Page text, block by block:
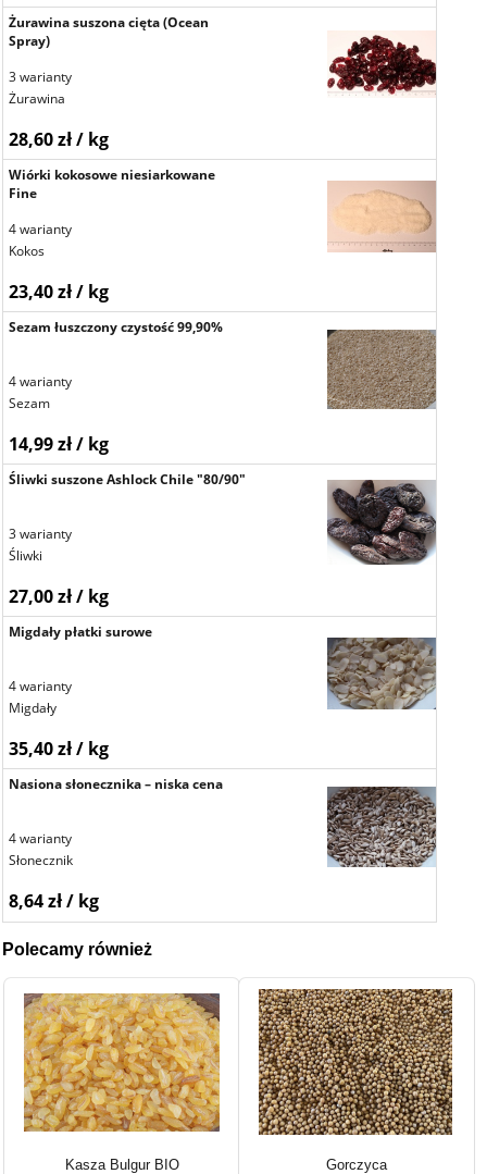
Żurawina suszona cięta (Ocean
Spray)
3 warianty
Żurawina
28,60 zł / kg
Wiórki kokosowe niesiarkowane
Fine
4 warianty
Kokos
23,40 zł / kg
Sezam łuszczony czystość 99,90%
4 warianty
Sezam
14,99 zł / kg
Śliwki suszone Ashlock Chile "80/90"
3 warianty
Śliwki
27,00 zł / kg
Migdały płatki surowe
4 warianty
Migdały
35,40 zł / kg
Nasiona słonecznika – niska cena
4 warianty
Słonecznik
8,64 zł / kg
Polecamy również
Kasza Bulgur BIO Gorczyca